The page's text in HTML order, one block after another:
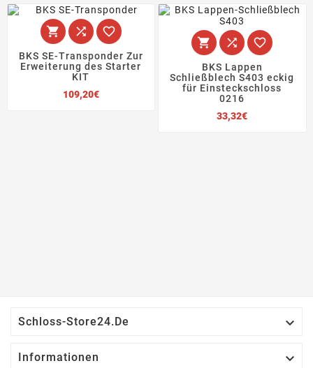
  
BKS SE-Transponder Zur
Erweiterung des Starter
KIT
109,20€Preis
  
BKS Lappen
Schließblech S403 eckig
für Einsteckschloss
0216
33,32€Preis
Schloss-Store24.de 
Informationen 